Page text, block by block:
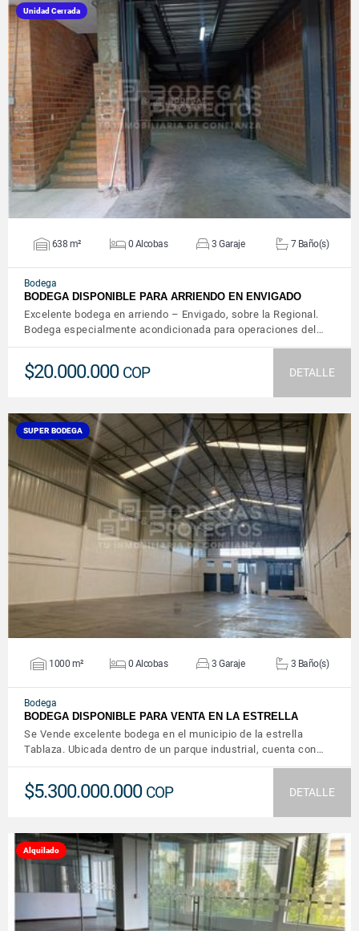
Unidad Cerrada
VER DETALLES
638 m² 0 Alcobas 3 Garaje 7 Baño(s)
Bodega
BODEGA DISPONIBLE PARA ARRIENDO EN ENVIGADO
Excelente bodega en arriendo – Envigado, sobre la Regional.
Bodega especialmente acondicionada para operaciones del…
$20.000.000 COP DETALLE
SUPER BODEGA
VER DETALLES
1000 m² 0 Alcobas 3 Garaje 3 Baño(s)
Bodega
BODEGA DISPONIBLE PARA VENTA EN LA ESTRELLA
Se Vende excelente bodega en el municipio de la estrella
Tablaza. Ubicada dentro de un parque industrial, cuenta con…
$5.300.000.000 COP DETALLE
Alquilado